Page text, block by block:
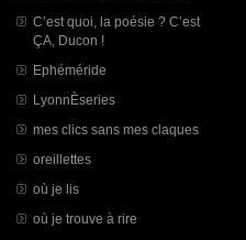
C’est quoi, la poésie ? C’est
ÇA, Ducon !
Ephéméride
LyonnÈseries
mes clics sans mes claques
oreillettes
où je lis
où je trouve à rire